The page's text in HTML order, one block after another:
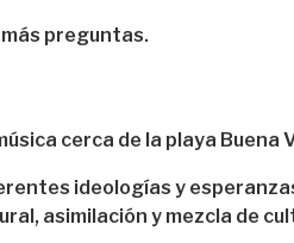
preguntas.
cerca de la playa Buena
ideologías y
asimilación y mezcla de